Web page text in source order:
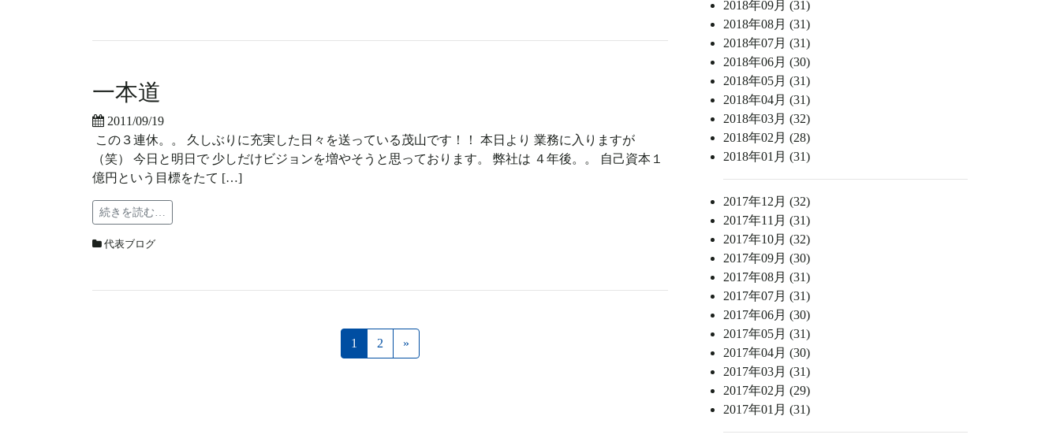
一本道
2011/09/19
この３連休。。 久しぶりに充実した日々を送っている茂山です！！ 本日より 業務に入りますが
（笑） 今日と明日で 少しだけビジョンを増やそうと思っております。 弊社は ４年後。。 自己資本１
億円という目標をたて […]
続きを読む…
代表ブログ
1 2 »
2018年09月 (31)
2018年08月 (31)
2018年07月 (31)
2018年06月 (30)
2018年05月 (31)
2018年04月 (31)
2018年03月 (32)
2018年02月 (28)
2018年01月 (31)
2017年12月 (32)
2017年11月 (31)
2017年10月 (32)
2017年09月 (30)
2017年08月 (31)
2017年07月 (31)
2017年06月 (30)
2017年05月 (31)
2017年04月 (30)
2017年03月 (31)
2017年02月 (29)
2017年01月 (31)